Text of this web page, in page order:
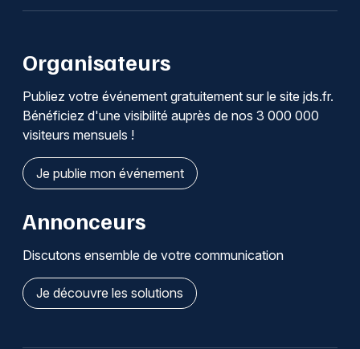
Organisateurs
Publiez votre événement gratuitement sur le site jds.fr.
Bénéficiez d'une visibilité auprès de nos 3 000 000
visiteurs mensuels !
Je publie mon événement
Annonceurs
Discutons ensemble de votre communication
Je découvre les solutions